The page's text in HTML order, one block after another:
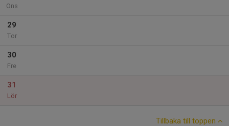
Ons
29
Tor
30
Fre
31
Lör
Tillbaka till toppen